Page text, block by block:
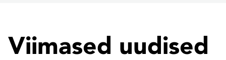
Viimased uudised